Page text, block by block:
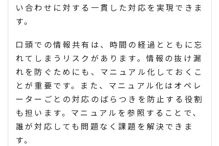
い合わせに対する一貫した対応を実現できま
す。
口頭での情報共有は、時間の経過とともに忘
れてしまうリスクがあります。情報の抜け漏
れを防ぐためにも、マニュアル化しておくこ
とが重要です。また、マニュアル化はオペレ
ーターごとの対応のばらつきを防止する役割
も担います。マニュアルを参照することで、
誰が対応しても問題なく課題を解決できま
す。